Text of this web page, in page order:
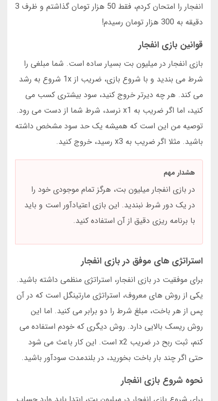
انفجار را امتحان کردم، فقط 50 هزار تومان گذاشتم و ظرف 3
دقیقه به 300 هزار تومان رسیدم!
قوانین بازی انفجار
بازی انفجار در میلیون بت بسیار ساده است. شما مبلغی را
شرط می بندید و با شروع بازی، ضریب از 1x شروع به رشد
می کند. هر چه دیرتر خروج کنید، سود بیشتری کسب می
کنید، اما اگر ضریب به x1 نرسد، شرط شما از دست می رود.
توصیه من این است که همیشه یک حد سود مشخص داشته
باشید. مثلا اگر ضریب به x3 رسید، خروج کنید.
هشدار مهم
در بازی انفجار میلیون بت، هرگز تمام موجودی خود را
در یک دور شرط نبندید. این بازی اعتیادآور است و باید
با برنامه ریزی دقیق از آن استفاده کنید.
استراتژی های موفق در بازی انفجار
برای موفقیت در بازی انفجار، استراتژی منظمی داشته باشید.
یکی از روش های معروف، استراتژی مارتینگل است که در آن
پس از هر باخت، مبلغ شرط را دو برابر می کنید. اما این
روش ریسک بالایی دارد. روش دیگری که خودم استفاده می
کنم، ثبت ربح در ضریب x2 است. این کار باعث می شود
حتی اگر چند بار باخت بخورید، در بلندمدت سودآور باشید.
نحوه شروع بازی انفجار